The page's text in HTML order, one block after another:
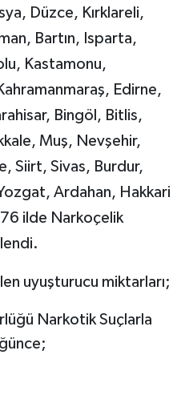
Düzce, Kırklareli,
Bartın, Isparta,
Kastamonu,
Edirne,
Bingöl, Bitlis,
Muş, Nevşehir,
Siirt, Sivas, Burdur,
Ardahan, Hakkari
ilde Narkoçelik
uyuşturucu miktarları;
Narkotik Suçlarla